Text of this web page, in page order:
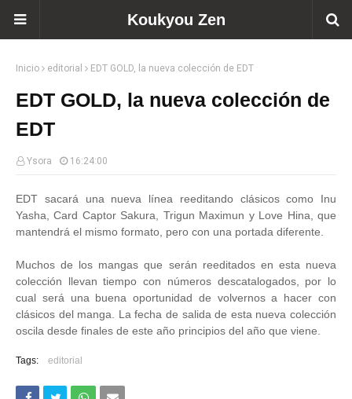
Koukyou Zen
Inicio editorial EDT GOLD, la nueva colección de EDT
EDT GOLD, la nueva colección de
EDT
Ysora 16:24:00
EDT sacará una nueva línea reeditando clásicos como Inu
Yasha, Card Captor Sakura, Trigun Maximun y Love Hina, que
mantendrá el mismo formato, pero con una portada diferente.
Muchos de los mangas que serán reeditados en esta nueva
colección llevan tiempo con números descatalogados, por lo
cual será una buena oportunidad de volvernos a hacer con
clásicos del manga. La fecha de salida de esta nueva colección
oscila desde finales de este año principios del año que viene.
Tags: editorial